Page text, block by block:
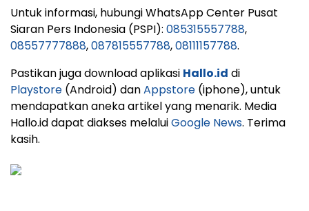
Untuk informasi, hubungi WhatsApp Center Pusat
Siaran Pers Indonesia (PSPI): 085315557788,
08557777888,087815557788,08111157788.
Pastikan juga download aplikasi Hallo.id di
Playstore (Android) danAppstore (iphone), untuk
mendapatkan aneka artikel yang menarik. Media
Hallo.id dapat diakses melaluiGoogle News. Terima
kasih.